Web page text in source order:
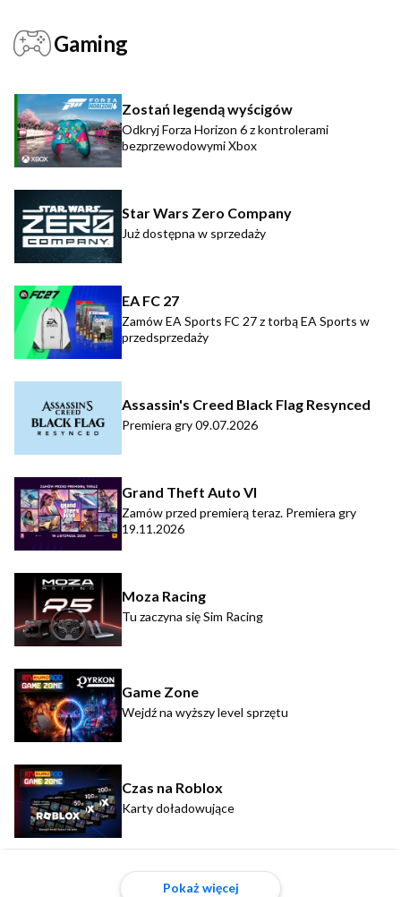
Gaming
Zostań legendą wyścigów
Odkryj Forza Horizon 6 z kontrolerami
bezprzewodowymi Xbox
Star Wars Zero Company
Już dostępna w sprzedaży
EA FC 27
Zamów EA Sports FC 27 z torbą EA Sports w
przedsprzedaży
Assassin's Creed Black Flag Resynced
Premiera gry 09.07.2026
Grand Theft Auto VI
Zamów przed premierą teraz. Premiera gry
19.11.2026
Moza Racing
Tu zaczyna się Sim Racing
Game Zone
Wejdź na wyższy level sprzętu
Czas na Roblox
Karty doładowujące
Pokaż więcej